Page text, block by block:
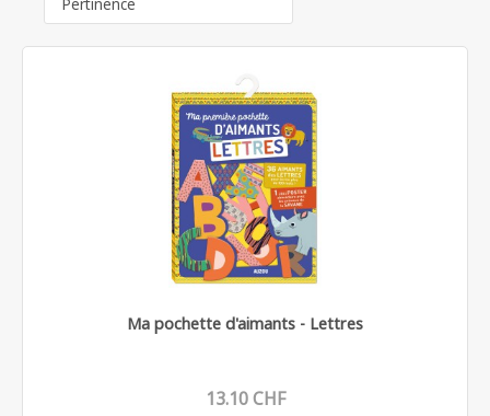
Ma pochette d'aimants - Lettres
13.10 CHF